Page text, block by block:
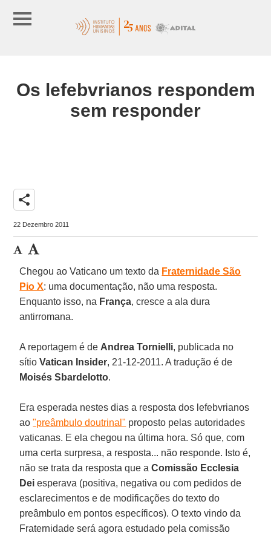
Os lefebvrianos respondem
sem responder
share
22 Dezembro 2011
Chegou ao Vaticano um texto da Fraternidade São
Pio X: uma documentação, não uma resposta.
Enquanto isso, na França, cresce a ala dura
antirromana.
A reportagem é de Andrea Tornielli, publicada no
sítioVatican Insider, 21-12-2011. A tradução é de
Moisés Sbardelotto.
Era esperada nestes dias a resposta dos lefebvrianos
ao"preâmbulo doutrinal" proposto pelas autoridades
vaticanas. E ela chegou na última hora. Só que, com
uma certa surpresa, a resposta... não responde. Isto é,
não se trata da resposta que aComissão Ecclesia
Deiesperava (positiva, negativa ou com pedidos de
esclarecimentos e de modificações do texto do
preâmbulo em pontos específicos). O texto vindo da
Fraternidade será agora estudado pela comissão